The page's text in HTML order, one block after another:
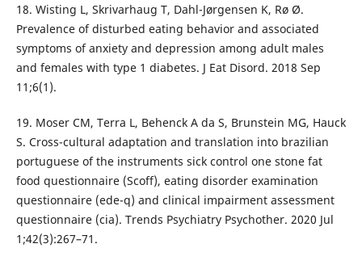
18. Wisting L, Skrivarhaug T, Dahl-Jørgensen K, Rø Ø.
Prevalence of disturbed eating behavior and associated
symptoms of anxiety and depression among adult males
and females with type 1 diabetes. J Eat Disord. 2018 Sep
11;6(1).
19. Moser CM, Terra L, Behenck A da S, Brunstein MG, Hauck
S. Cross-cultural adaptation and translation into brazilian
portuguese of the instruments sick control one stone fat
food questionnaire (Scoff), eating disorder examination
questionnaire (ede-q) and clinical impairment assessment
questionnaire (cia). Trends Psychiatry Psychother. 2020 Jul
1;42(3):267–71.